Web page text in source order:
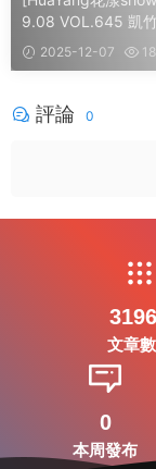
9.08 VOL.645 凱竹
1] 2025-12-07
評論 0
文章
0
本周發布